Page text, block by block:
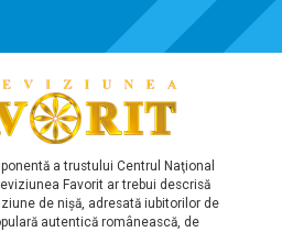
a trustului Centrul Naţional
Favorit ar trebui descrisă
de nişă, adresată iubitorilor de
autentică românească, de